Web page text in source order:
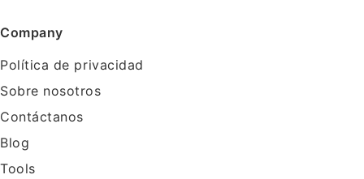
Company
Política de privacidad
Sobre nosotros
Contáctanos
Blog
Tools